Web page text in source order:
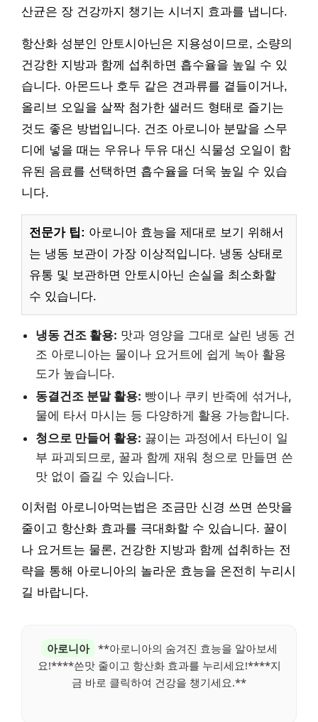
산균은 장 건강까지 챙기는 시너지 효과를 냅니다.
항산화 성분인 안토시아닌은 지용성이므로, 소량의
건강한 지방과 함께 섭취하면 흡수율을 높일 수 있
습니다. 아몬드나 호두 같은 견과류를 곁들이거나,
올리브 오일을 살짝 첨가한 샐러드 형태로 즐기는
것도 좋은 방법입니다. 건조 아로니아 분말을 스무
디에 넣을 때는 우유나 두유 대신 식물성 오일이 함
유된 음료를 선택하면 흡수율을 더욱 높일 수 있습
니다.
전문가 팁: 아로니아 효능을 제대로 보기 위해서
는 냉동 보관이 가장 이상적입니다. 냉동 상태로
유통 및 보관하면 안토시아닌 손실을 최소화할
수 있습니다.
냉동 건조 활용: 맛과 영양을 그대로 살린 냉동 건
조 아로니아는 물이나 요거트에 쉽게 녹아 활용
도가 높습니다.
동결건조 분말 활용: 빵이나 쿠키 반죽에 섞거나,
물에 타서 마시는 등 다양하게 활용 가능합니다.
청으로 만들어 활용: 끓이는 과정에서 타닌이 일
부 파괴되므로, 꿀과 함께 재워 청으로 만들면 쓴
맛 없이 즐길 수 있습니다.
이처럼 아로니아먹는법은 조금만 신경 쓰면 쓴맛을
줄이고 항산화 효과를 극대화할 수 있습니다. 꿀이
나 요거트는 물론, 건강한 지방과 함께 섭취하는 전
략을 통해 아로니아의 놀라운 효능을 온전히 누리시
길 바랍니다.
아로니아
**아로니아의 숨겨진 효능을 알아보세
요!****쓴맛 줄이고 항산화 효과를 누리세요!****지
금 바로 클릭하여 건강을 챙기세요.**